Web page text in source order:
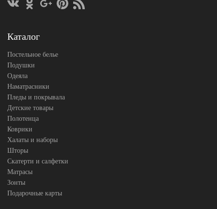
Каталог
Постельное белье
Подушки
Одеяла
Наматрасники
Пледы и покрывала
Детские товары
Полотенца
Коврики
Халаты и наборы
Шторы
Скатерти и салфетки
Матрасы
Зонты
Подарочные карты